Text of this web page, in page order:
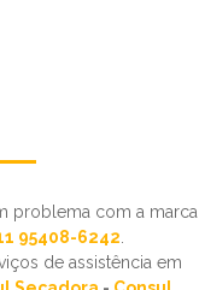
problema com a marca
95408-6242.
de assistência em